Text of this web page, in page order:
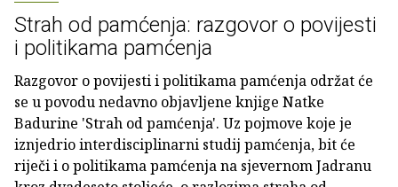
Strah od pamćenja: razgovor o povijesti
i politikama pamćenja
Razgovor o povijesti i politikama pamćenja održat će
se u povodu nedavno objavljene knjige Natke
Badurine 'Strah od pamćenja'. Uz pojmove koje je
iznjedrio interdisciplinarni studij pamćenja, bit će
riječi i o politikama pamćenja na sjevernom Jadranu